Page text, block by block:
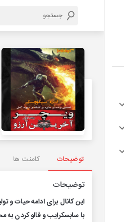
توضیحات کامنت ها
توضیحات
این کانال برای ادامه حیات و
با سابسکرایب و فالو کردن به